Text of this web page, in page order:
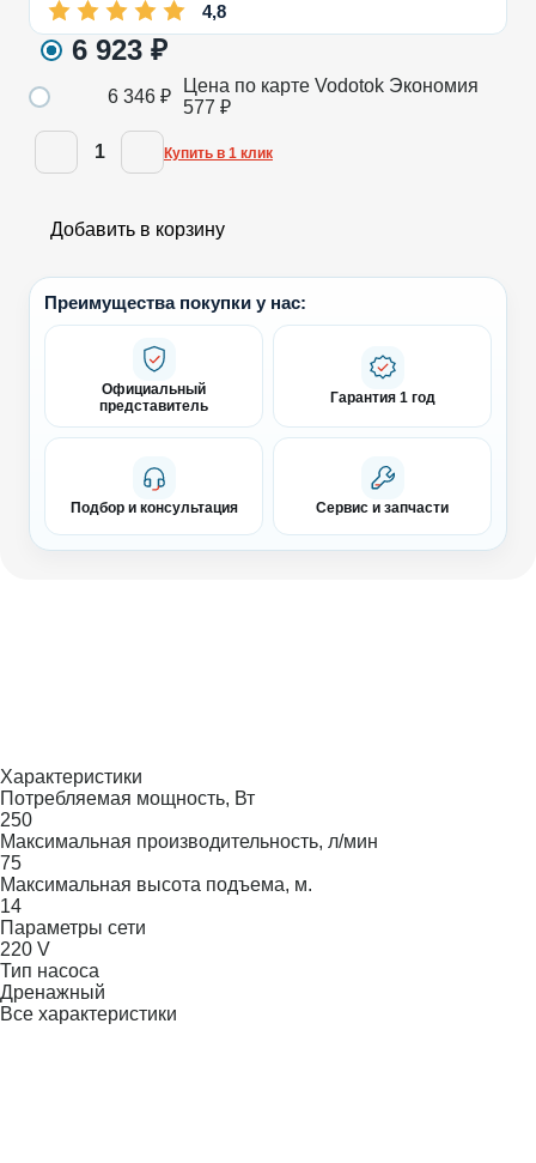
4,8
6 923 ₽
6 346 ₽
Цена по карте Vodotok Экономия
577 ₽
1 Купить в 1 клик
Добавить в корзину
Преимущества покупки у нас:
Официальный
представитель
Гарантия 1 год
Подбор и консультация Сервис и запчасти
Характеристики
Потребляемая мощность, Вт
250
Максимальная производительность, л/мин
75
Максимальная высота подъема, м.
14
Параметры сети
220 V
Тип насоса
Дренажный
Все характеристики